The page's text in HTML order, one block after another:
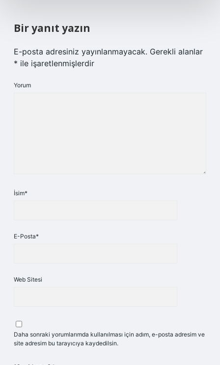
Bir yanıt yazın
E-posta adresiniz yayınlanmayacak. Gerekli alanlar
* ile işaretlenmişlerdir
Yorum
İsim*
E-Posta*
Web Sitesi
Daha sonraki yorumlarımda kullanılması için adım, e-posta adresim ve
site adresim bu tarayıcıya kaydedilsin.